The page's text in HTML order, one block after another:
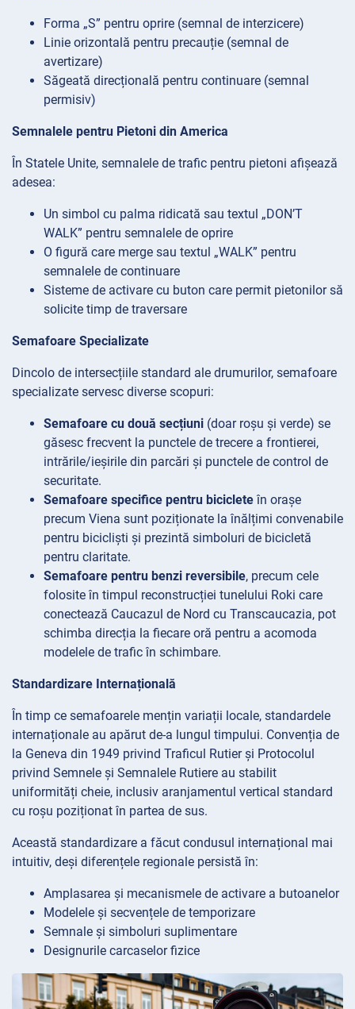
Forma „S” pentru oprire (semnal de interzicere)
Linie orizontală pentru precauție (semnal de
avertizare)
Săgeată direcțională pentru continuare (semnal
permisiv)
Semnalele pentru Pietoni din America
În Statele Unite, semnalele de trafic pentru pietoni afișează
adesea:
Un simbol cu palma ridicată sau textul „DON’T
WALK” pentru semnalele de oprire
O figură care merge sau textul „WALK” pentru
semnalele de continuare
Sisteme de activare cu buton care permit pietonilor să
solicite timp de traversare
Semafoare Specializate
Dincolo de intersecțiile standard ale drumurilor, semafoare
specializate servesc diverse scopuri:
Semafoare cu două secțiuni (doar roșu și verde) se
găsesc frecvent la punctele de trecere a frontierei,
intrările/ieșirile din parcări și punctele de control de
securitate.
Semafoare specifice pentru biciclete în orașe
precum Viena sunt poziționate la înălțimi convenabile
pentru bicicliști și prezintă simboluri de bicicletă
pentru claritate.
Semafoare pentru benzi reversibile, precum cele
folosite în timpul reconstrucției tunelului Roki care
conectează Caucazul de Nord cu Transcaucazia, pot
schimba direcția la fiecare oră pentru a acomoda
modelele de trafic în schimbare.
Standardizare Internațională
În timp ce semafoarele mențin variații locale, standardele
internaționale au apărut de-a lungul timpului. Convenția de
la Geneva din 1949 privind Traficul Rutier și Protocolul
privind Semnele și Semnalele Rutiere au stabilit
uniformități cheie, inclusiv aranjamentul vertical standard
cu roșu poziționat în partea de sus.
Această standardizare a făcut condusul internațional mai
intuitiv, deși diferențele regionale persistă în:
Amplasarea și mecanismele de activare a butoanelor
Modelele și secvențele de temporizare
Semnale și simboluri suplimentare
Designurile carcaselor fizice